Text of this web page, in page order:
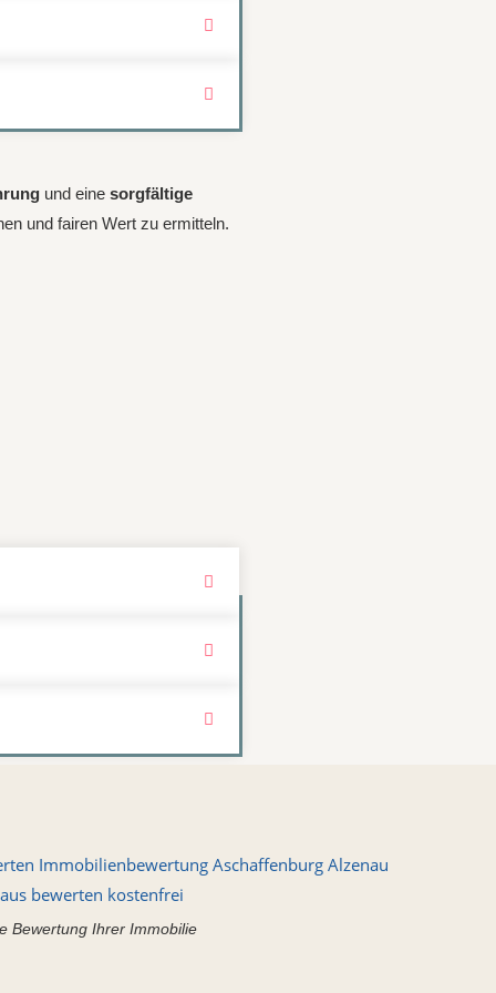
und eine sorgfältige
und fairen Wert zu ermitteln.
Bewertung Ihrer Immobilie